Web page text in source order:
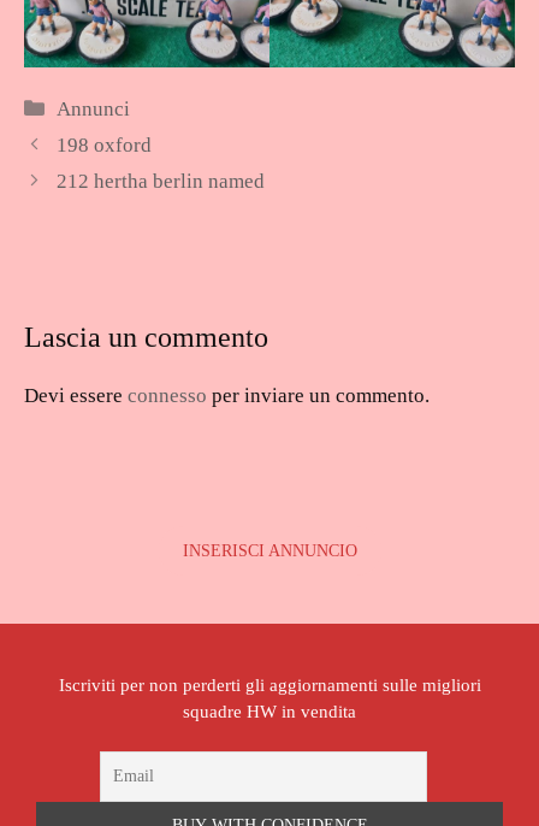
Categorie
Annunci
198 oxford
212 hertha berlin named
Lascia un commento
Devi essere connesso per inviare un commento.
INSERISCI ANNUNCIO
Iscriviti per non perderti gli aggiornamenti sulle migliori
squadre HW in vendita